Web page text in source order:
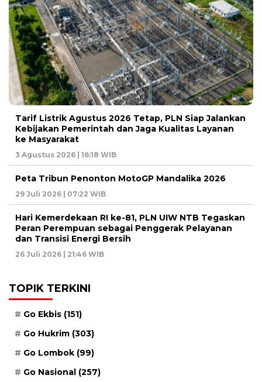
Tarif Listrik Agustus 2026 Tetap, PLN Siap Jalankan
Kebijakan Pemerintah dan Jaga Kualitas Layanan
ke Masyarakat
3 Agustus 2026 | 16:18 WIB
Peta Tribun Penonton MotoGP Mandalika 2026
29 Juli 2026 | 07:22 WIB
Hari Kemerdekaan RI ke-81, PLN UIW NTB Tegaskan
Peran Perempuan sebagai Penggerak Pelayanan
dan Transisi Energi Bersih
26 Juli 2026 | 21:46 WIB
TOPIK TERKINI
Go Ekbis (151)
Go Hukrim (303)
Go Lombok (99)
Go Nasional (257)